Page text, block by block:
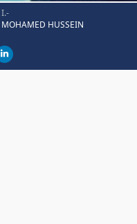
I.-
MOHAMED HUSSEIN